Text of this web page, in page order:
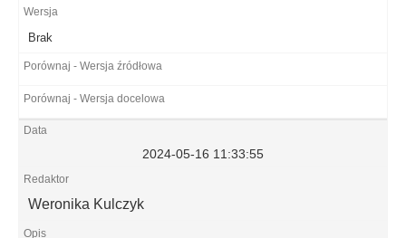
Brak
2024-05-16 11:33:55
Weronika Kulczyk